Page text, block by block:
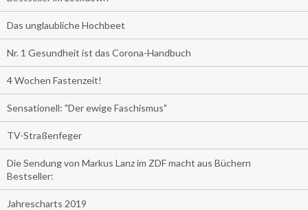
Das unglaubliche Hochbeet
Nr. 1 Gesundheit ist das Corona-Handbuch
4 Wochen Fastenzeit!
Sensationell: "Der ewige Faschismus"
TV-Straßenfeger
Die Sendung von Markus Lanz im ZDF macht aus Büchern
Bestseller:
Jahrescharts 2019